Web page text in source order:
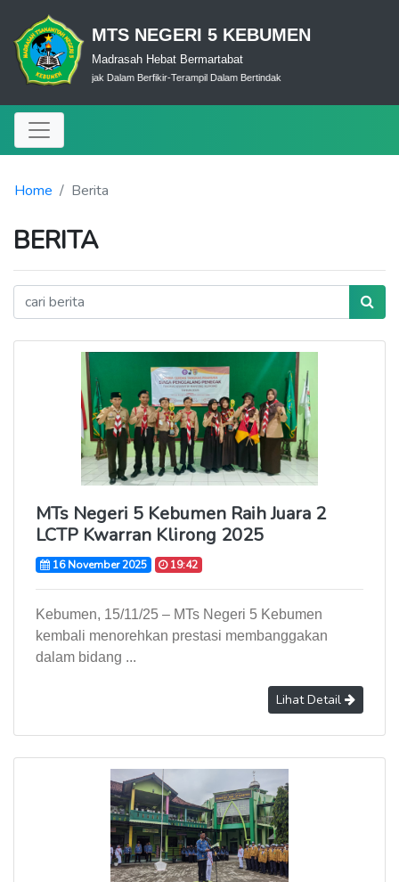
MTS NEGERI 5 KEBUMEN
Madrasah Hebat Bermartabat
Ibadah-Bijak Dalam Berfikir-Terampil Dalam Bertindak
Home Berita
BERITA
MTs Negeri 5 Kebumen Raih Juara 2
LCTP Kwarran Klirong 2025
16 November 2025 19:42
Kebumen, 15/11/25 – MTs Negeri 5 Kebumen
kembali menorehkan prestasi membanggakan
dalam bidang ...
Lihat Detail